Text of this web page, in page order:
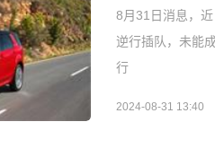
8月31日消息，
逆行插队，未能
行
2024-08-31 13:40